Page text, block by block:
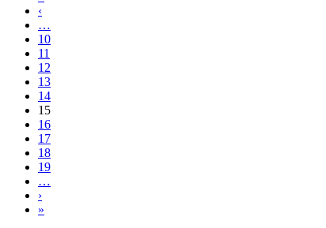
‹
…
10
11
12
13
14
15
16
17
18
19
…
›
»